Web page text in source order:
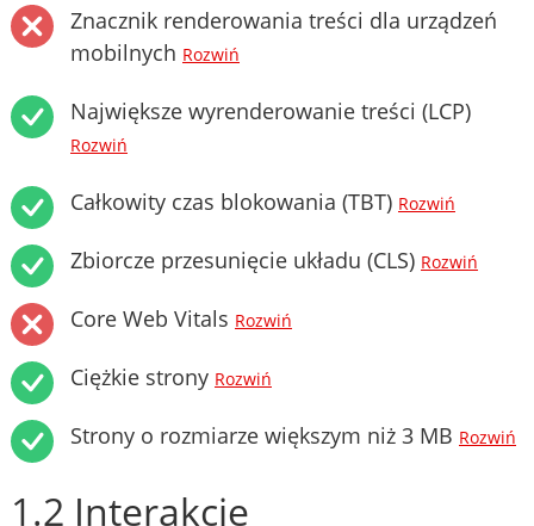
Znacznik renderowania treści dla urządzeń
mobilnych Rozwiń
Największe wyrenderowanie treści (LCP)
Rozwiń
Całkowity czas blokowania (TBT) Rozwiń
Zbiorcze przesunięcie układu (CLS) Rozwiń
Core Web Vitals Rozwiń
Ciężkie strony Rozwiń
Strony o rozmiarze większym niż 3 MB Rozwiń
1.2 Interakcje